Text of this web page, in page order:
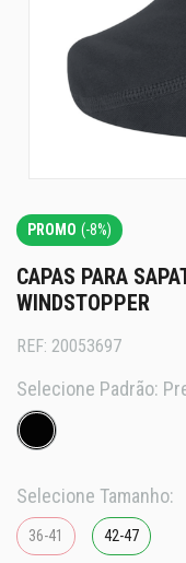
PROMO (-8%)
CAPAS PARA
WINDSTOPPER
REF: 20053697
Selecione Padrão:
Selecione Tamanho:
36-41 42-47